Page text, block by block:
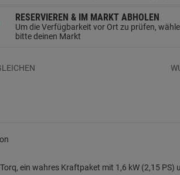
RESERVIEREN & IM MARKT ABHOLEN
Um die Verfügbarkeit vor Ort zu prüfen, wähle
bitte deinen Markt
ein wahres Kraftpaket mit 1,6 kW (2,15 PS)